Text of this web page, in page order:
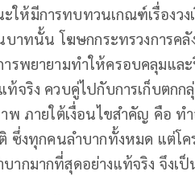
ให้มีการทบทวนเกณฑ์เรื่องว
าทนั้น โฆษกกระทรวงการคลั
รพยายามทำให้ครอบคลุมแล
ท้จริง ควบคู่ไปกับการเก็บตกก
พ ภายใต้เงื่อนไขสำคัญ คือ ทำ
ซึ่งทุกคนลำบากทั้งหมด แต่โค
ากมากที่สุดอย่างแท้จริง จึงเ